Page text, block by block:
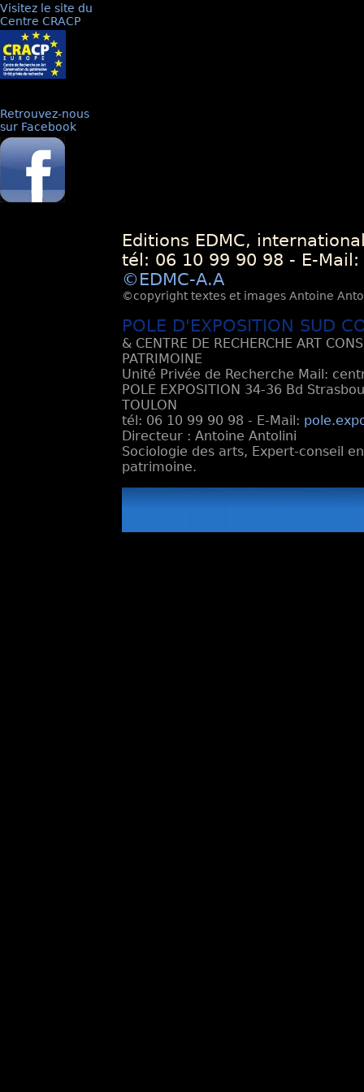
Visitez le site du
Centre CRACP
Retrouvez-nous
sur Facebook
Editions EDMC,
tél: 06 10 99 90 98 - E-Mail:
©EDMC-A.A
©copyright textes et images Antoine
POLE D'EXPOSITION SUD
& CENTRE DE RECHERCHE ART
PATRIMOINE
Unité Privée de Recherche Mail:
POLE EXPOSITION 34-36 Bd
TOULON
tél: 06 10 99 90 98 - E-Mail:
Directeur : Antoine Antolini
Sociologie des arts, Expert-conseil
patrimoine.